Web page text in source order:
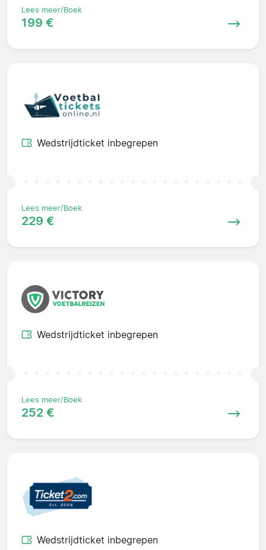
Lees meer/Boek
199 €
Wedstrijdticket inbegrepen
Lees meer/Boek
229 €
Wedstrijdticket inbegrepen
Lees meer/Boek
252 €
Wedstrijdticket inbegrepen